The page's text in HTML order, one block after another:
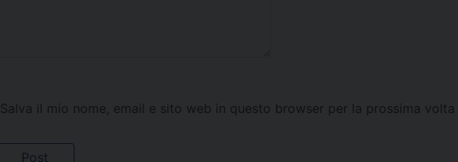
Salva il mio nome, email e sito web in questo browser per la prossima volta